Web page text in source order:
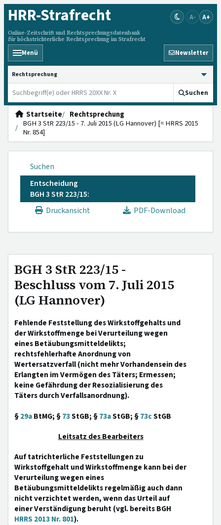
HRR-Strafrecht
Online-Zeitschrift und Rechtsprechungsdatenbank
für höchstrichterliche Rechtsprechung im Strafrecht
A- A+
Menü Newsletter
HRRS durchsuchen
Suchen
Startseite
Rechtsprechung
BGH 3 StR 223/15 - 7. Juli 2015 (LG Hannover) [= HRRS 2015
Nr. 854]
Suchen
Entscheidung
BGH 3 StR 223/15:
Druckansicht
PDF-Download
BGH 3 StR 223/15 -
Beschluss vom 7. Juli 2015
(LG Hannover)
Fehlende Feststellung des Wirkstoffgehalts und
der Wirkstoffmenge bei Verurteilung wegen
eines Betäubungsmitteldelikts;
rechtsfehlerhafte Anordnung von
Wertersatzverfall (nicht mehr Vorhandensein des
Erlangten im Vermögen des Täters; Ermessen;
keine Gefährdung der Resozialisierung des
Täters durch Verfallsanordnung).
§29aBtMG; §73StGB; §73aStGB; §73cStGB
Leitsatz des Bearbeiters
Auf tatrichterliche Feststellungen zu
Wirkstoffgehalt und Wirkstoffmenge kann bei der
Verurteilung wegen eines
Betäubungsmitteldelikts regelmäßig auch dann
nicht verzichtet werden, wenn das Urteil auf
einer Verständigung beruht (vgl. bereits BGH
HRRS 2013 Nr. 801).